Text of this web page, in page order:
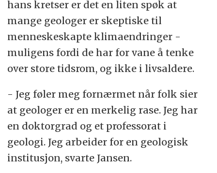
hans kretser er det en liten spøk at
mange geologer er skeptiske til
menneskeskapte klimaendringer -
muligens fordi de har for vane å tenke
over store tidsrom, og ikke i livsaldere.
- Jeg føler meg fornærmet når folk sier
at geologer er en merkelig rase. Jeg har
en doktorgrad og et professorat i
geologi. Jeg arbeider for en geologisk
institusjon, svarte Jansen.